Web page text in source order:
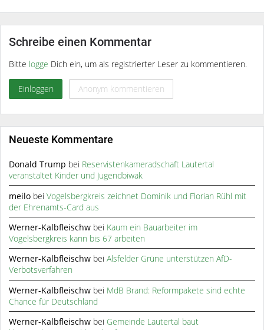
Schreibe einen Kommentar
Bitte logge Dich ein, um als registrierter Leser zu kommentieren.
Einloggen Anonym kommentieren
Neueste Kommentare
Donald Trump bei Reservistenkameradschaft Lautertal
veranstaltet Kinder und Jugendbiwak
meilo beiVogelsbergkreis zeichnet Dominik und Florian Rühl mit
der Ehrenamts-Card aus
Werner-Kalbfleischw bei Kaum ein Bauarbeiter im
Vogelsbergkreis kann bis 67 arbeiten
Werner-Kalbfleischw beiAlsfelder Grüne unterstützen AfD-
Verbotsverfahren
Werner-Kalbfleischw bei MdB Brand: Reformpakete sind echte
Chance für Deutschland
Werner-Kalbfleischw bei Gemeinde Lautertal baut